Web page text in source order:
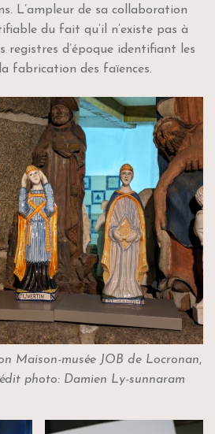
L’ampleur de sa collaboration
du fait qu’il n’existe pas à
registres d’époque identifiant les
fabrication des faïences.
Maison-musée JOB de Locronan,
photo: Damien Ly-sunnaram